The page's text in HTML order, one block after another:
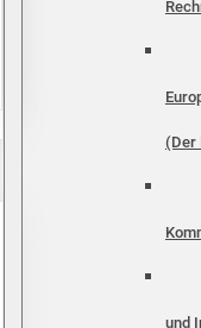
(Der
und